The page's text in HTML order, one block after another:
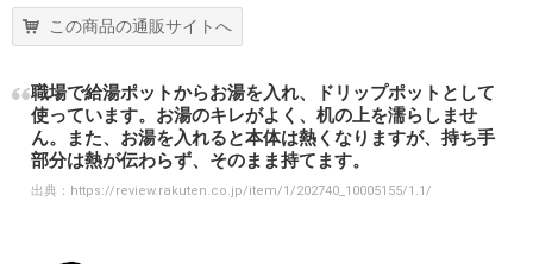
この商品の通販サイトへ
職場で給湯ポットからお湯を入れ、ドリップポットとして
使っています。お湯のキレがよく、机の上を濡らしませ
ん。また、お湯を入れると本体は熱くなりますが、持ち手
部分は熱が伝わらず、そのまま持てます。
出典： https://review.rakuten.co.jp/item/1/202740_10005155/1.1/